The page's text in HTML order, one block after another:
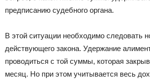
предписанию судебного органа.
В этой ситуации необходимо следовать
действующего закона. Удержание
проводиться с той суммы, которая
месяц. Но при этом учитывается весь